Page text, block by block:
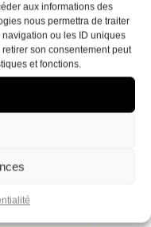
aux informations des
nous permettra de traiter
ou les ID uniques
son consentement peut
et fonctions.
des prises de vue
à la volée dans